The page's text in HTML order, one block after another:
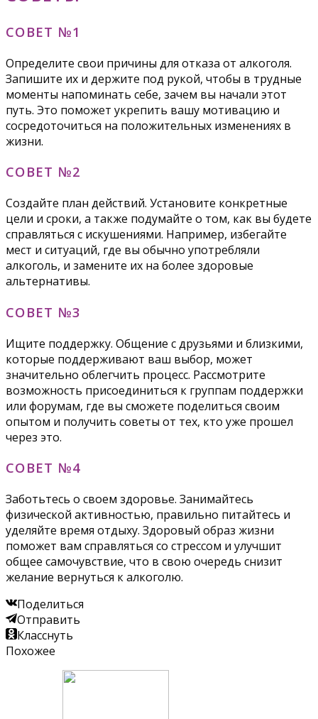
СОВЕТ №1
Определите свои причины для отказа от алкоголя.
Запишите их и держите под рукой, чтобы в трудные
моменты напоминать себе, зачем вы начали этот
путь. Это поможет укрепить вашу мотивацию и
сосредоточиться на положительных изменениях в
жизни.
СОВЕТ №2
Создайте план действий. Установите конкретные
цели и сроки, а также подумайте о том, как вы будете
справляться с искушениями. Например, избегайте
мест и ситуаций, где вы обычно употребляли
алкоголь, и замените их на более здоровые
альтернативы.
СОВЕТ №3
Ищите поддержку. Общение с друзьями и близкими,
которые поддерживают ваш выбор, может
значительно облегчить процесс. Рассмотрите
возможность присоединиться к группам поддержки
или форумам, где вы сможете поделиться своим
опытом и получить советы от тех, кто уже прошел
через это.
СОВЕТ №4
Заботьтесь о своем здоровье. Занимайтесь
физической активностью, правильно питайтесь и
уделяйте время отдыху. Здоровый образ жизни
поможет вам справляться со стрессом и улучшит
общее самочувствие, что в свою очередь снизит
желание вернуться к алкоголю.
Поделиться
Отправить
Класснуть
Похожее